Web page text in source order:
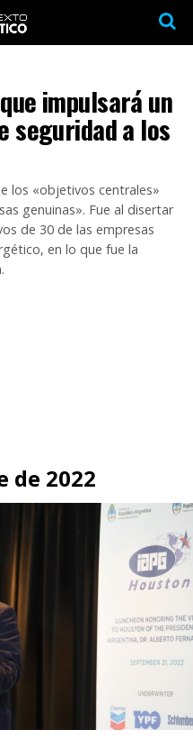
impulsará un
seguridad a los
los «objetivos centrales»
genuinas». Fue al disertar
de 30 de las empresas
en lo que fue la
de 2022